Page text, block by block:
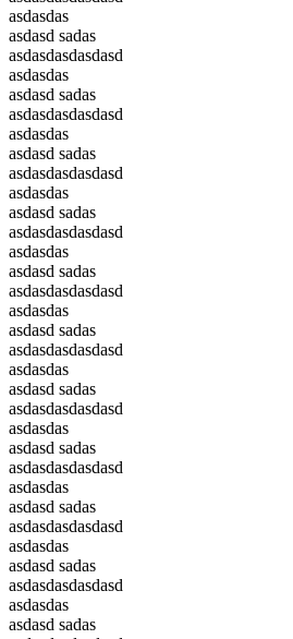
asdasdas
asdasd sadas
asdasdasdasdasd
asdasdas
asdasd sadas
asdasdasdasdasd
asdasdas
asdasd sadas
asdasdasdasdasd
asdasdas
asdasd sadas
asdasdasdasdasd
asdasdas
asdasd sadas
asdasdasdasdasd
asdasdas
asdasd sadas
asdasdasdasdasd
asdasdas
asdasd sadas
asdasdasdasdasd
asdasdas
asdasd sadas
asdasdasdasdasd
asdasdas
asdasd sadas
asdasdasdasdasd
asdasdas
asdasd sadas
asdasdasdasdasd
asdasdas
asdasd sadas